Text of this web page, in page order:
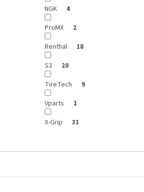
NGK 4
ProMX 2
Renthal 18
S3 20
TireTech 9
Vparts 1
X-Grip 31